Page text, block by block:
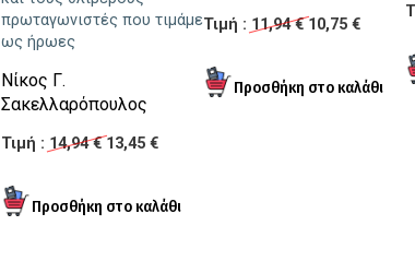
πρωταγωνιστές που τιμάμε
ως ήρωες
Νίκος Γ.
Σακελλαρόπουλος
Τιμή : 14,94 €13,45 €
Τιμή : 11,94 €10,75 €